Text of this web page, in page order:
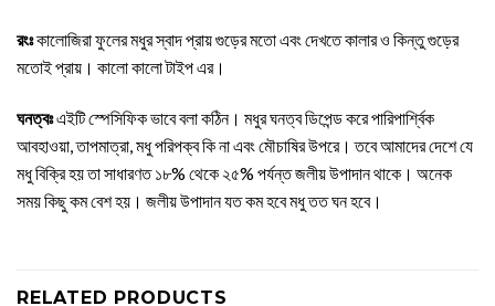
রংঃকালোজিরা ফুলের মধুর স্বাদ প্রায় গুড়ের মতো এবং দেখতে কালার ও কিন্তু গুড়ের
মতোই প্রায়। কালো কালো টাইপ এর।
ঘনত্বঃএইটি স্পেসিফিক ভাবে বলা কঠিন। মধুর ঘনত্ব ডিপেন্ড করে পারিপার্শ্বিক
আবহাওয়া, তাপমাত্রা, মধু পরিপক্ব কি না এবং মৌচাষির উপরে। তবে আমাদের দেশে যে
মধু বিক্রি হয় তা সাধারণত ১৮% থেকে ২৫% পর্যন্ত জলীয় উপাদান থাকে। অনেক
সময় কিছু কম বেশ হয়। জলীয় উপাদান যত কম হবে মধু তত ঘন হবে।
RELATED PRODUCTS